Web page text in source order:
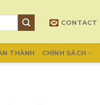
CONTACT
THÀNH CHÍNH SÁCH